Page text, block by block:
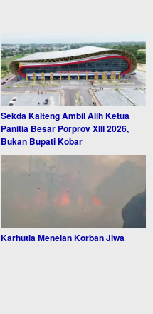
Sekda Kalteng Ambil Alih Ketua
Panitia Besar Porprov XIII 2026,
Bukan Bupati Kobar
Karhutla Menelan Korban Jiwa